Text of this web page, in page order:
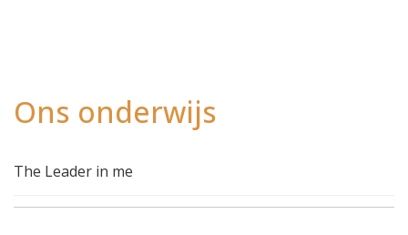
Ons onderwijs
The Leader in me